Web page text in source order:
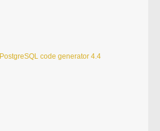
code generator 4.4